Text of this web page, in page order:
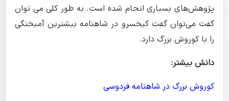
پژوهش‌های بسیاری انجام شده است. به طور کلی می توان
گفت می‌توان گفت کیخسرو در شاهنامه بیشترین آمیختگی
را با کوروش بزرگ دارد.
دانش بیشتر:
کوروش بزرگ در شاهنامه فردوسی